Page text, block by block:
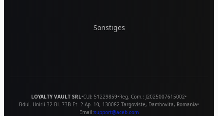
Sonstiges
LOYALTY VAULT SRL•CUI: 51229859•Reg. Com.: J2025007615002•
Bdul. Unirii 32 Bl. 73B Et. 2 Ap. 10, 130082 Targoviste, Dambovita, Romania•
Email:support@aceb.com